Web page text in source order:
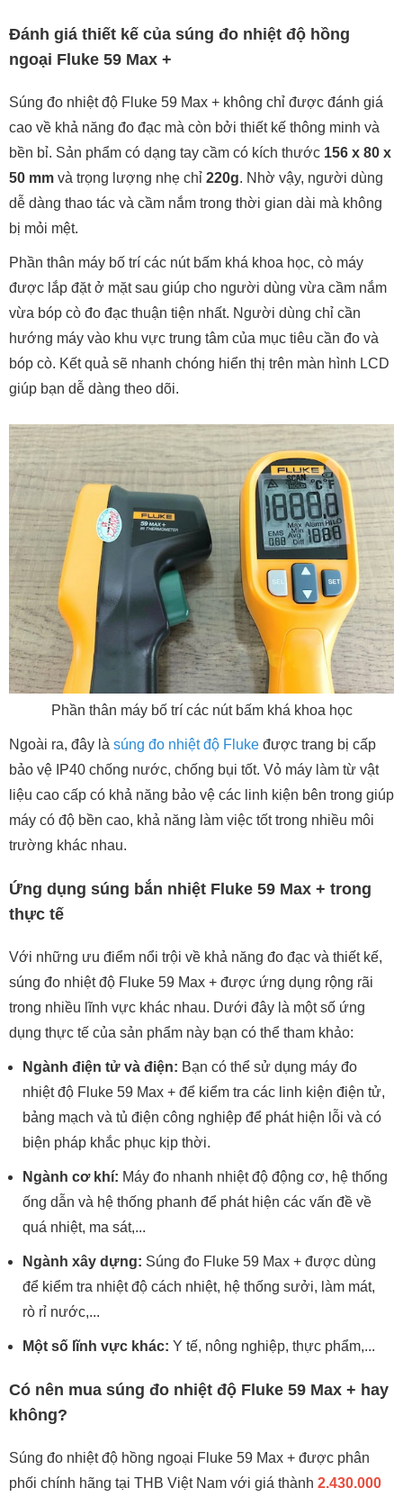
Đánh giá thiết kế của súng đo nhiệt độ hồng
ngoại Fluke 59 Max +
Súng đo nhiệt độ Fluke 59 Max + không chỉ được đánh giá
cao về khả năng đo đạc mà còn bởi thiết kế thông minh và
bền bỉ. Sản phẩm có dạng tay cầm có kích thước 156 x 80 x
50 mm và trọng lượng nhẹ chỉ 220g. Nhờ vậy, người dùng
dễ dàng thao tác và cầm nắm trong thời gian dài mà không
bị mỏi mệt.
Phần thân máy bố trí các nút bấm khá khoa học, cò máy
được lắp đặt ở mặt sau giúp cho người dùng vừa cầm nắm
vừa bóp cò đo đạc thuận tiện nhất. Người dùng chỉ cần
hướng máy vào khu vực trung tâm của mục tiêu cần đo và
bóp cò. Kết quả sẽ nhanh chóng hiển thị trên màn hình LCD
giúp bạn dễ dàng theo dõi.
Phần thân máy bố trí các nút bấm khá khoa học
Ngoài ra, đây là súng đo nhiệt độ Fluke được trang bị cấp
bảo vệ IP40 chống nước, chống bụi tốt. Vỏ máy làm từ vật
liệu cao cấp có khả năng bảo vệ các linh kiện bên trong giúp
máy có độ bền cao, khả năng làm việc tốt trong nhiều môi
trường khác nhau.
Ứng dụng súng bắn nhiệt Fluke 59 Max + trong
thực tế
Với những ưu điểm nổi trội về khả năng đo đạc và thiết kế,
súng đo nhiệt độ Fluke 59 Max + được ứng dụng rộng rãi
trong nhiều lĩnh vực khác nhau. Dưới đây là một số ứng
dụng thực tế của sản phẩm này bạn có thể tham khảo:
Ngành điện tử và điện: Bạn có thể sử dụng máy đo
nhiệt độ Fluke 59 Max + để kiểm tra các linh kiện điện tử,
bảng mạch và tủ điện công nghiệp để phát hiện lỗi và có
biện pháp khắc phục kịp thời.
Ngành cơ khí: Máy đo nhanh nhiệt độ động cơ, hệ thống
ống dẫn và hệ thống phanh để phát hiện các vấn đề về
quá nhiệt, ma sát,...
Ngành xây dựng: Súng đo Fluke 59 Max + được dùng
để kiểm tra nhiệt độ cách nhiệt, hệ thống sưởi, làm mát,
rò rỉ nước,...
Một số lĩnh vực khác: Y tế, nông nghiệp, thực phẩm,...
Có nên mua súng đo nhiệt độ Fluke 59 Max + hay
không?
Súng đo nhiệt độ hồng ngoại Fluke 59 Max + được phân
phối chính hãng tại THB Việt Nam với giá thành 2.430.000